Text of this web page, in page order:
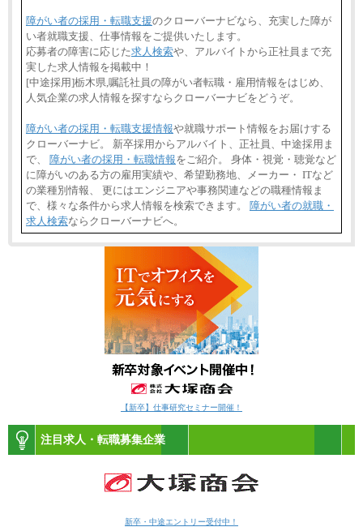
障がい者の採用・転職支援のクローバーナビなら、充実した障が
い者就職支援、仕事情報をご提供いたします。
応募者の障害に応じた求人検索や、アルバイトから正社員まで充
実した求人情報を掲載中！
[中途採用]栃木県,嘱託社員の障がい者転職・雇用情報をはじめ、
人気企業の求人情報を探すならクローバーナビをどうぞ。
障がい者の採用・転職支援情報や就職サポート情報をお届けする
クローバーナビ。 新卒採用からアルバイト、正社員、中途採用ま
で、 障がい者の採用・転職情報をご紹介。 身体・視覚・聴覚など
に障がいのある方の雇用実績や、希望勤務地、メーカー・ ITなど
の業種別情報、 更にはエンジニアや事務関連などの職種情報ま
で、様々な条件から求人情報を検索できます。 障がい者の就職・
求人検索ならクローバーナビへ。
【新卒】仕事研究セミナー開催！
注目求人・転職募集企業
新卒・中途エントリー受付中！